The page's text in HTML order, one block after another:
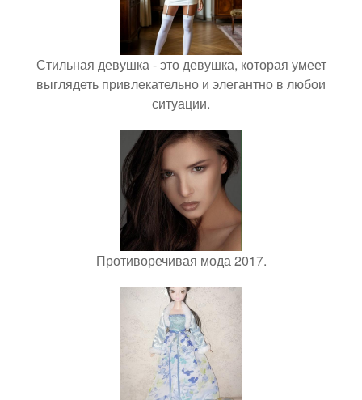
Стильная девушка - это девушка, которая умеет
выглядеть привлекательно и элегантно в любои
ситуации.
Противоречивая мода 2017.